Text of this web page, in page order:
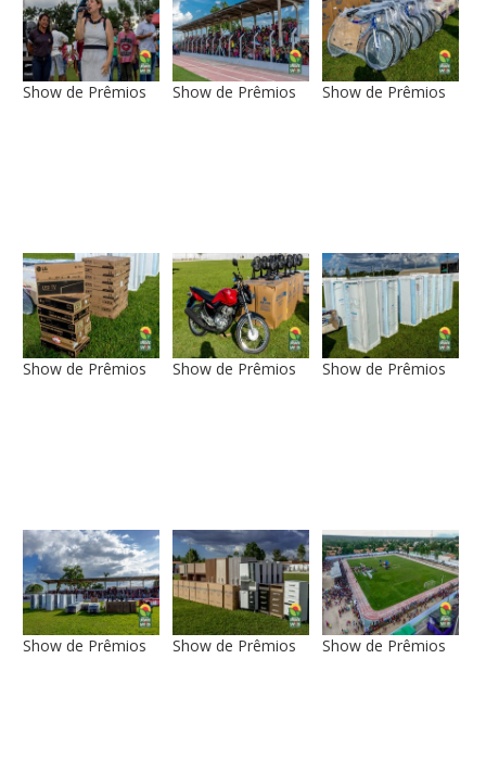
Show de Prêmios Show de Prêmios Show de Prêmios
Show de Prêmios Show de Prêmios Show de Prêmios
Show de Prêmios Show de Prêmios Show de Prêmios